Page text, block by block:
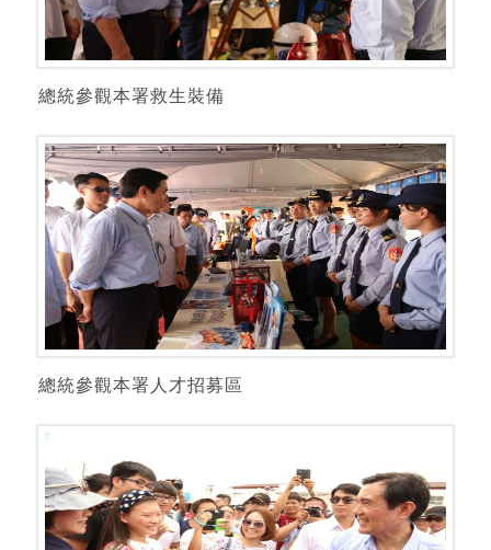
總統參觀本署救生裝備
總統參觀本署人才招募區